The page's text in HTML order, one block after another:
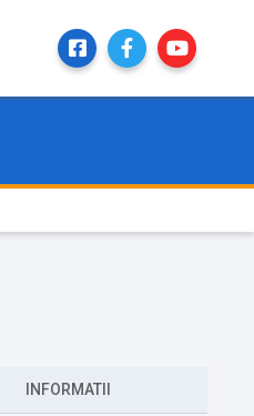
INFORMATII